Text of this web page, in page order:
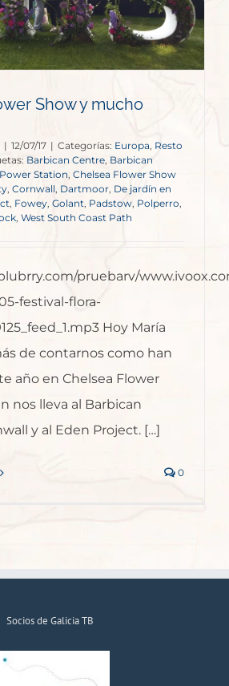
Show y mucho
| 12/07/17 | Categorías: Europa, Resto
Barbican Centre, Barbican
Station, Chelsea Flower Show
, Cornwall, Dartmoor, De jardín en
, Fowey, Golant, Padstow, Polperro,
, West South Coast Path
pruebarv/
festival-flora-
Hoy María
de contarnos como han
año en Chelsea Flower
nos lleva al Barbican
y al Eden Project. […]
0
Socios de Galicia TB